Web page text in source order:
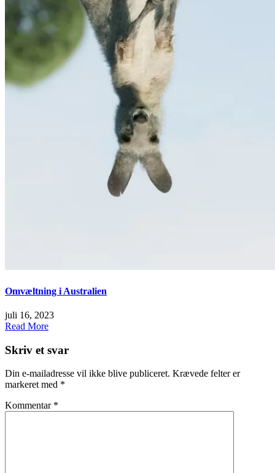
Omvæltning i Australien
juli 16, 2023
Read More
Skriv et svar
Din e-mailadresse vil ikke blive publiceret. Krævede felter er
markeret med *
Kommentar *